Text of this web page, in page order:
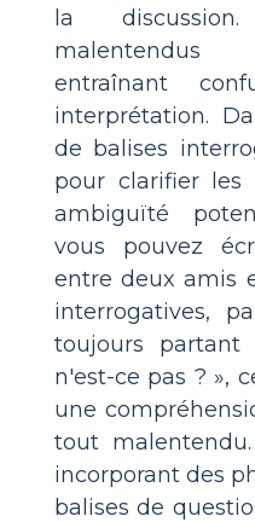
la
malentendus
entraînant
interprétation.
de balises
pour clarifier les
ambiguïté
vous pouvez
entre deux amis
interrogatives,
toujours
n'est-ce pas ? »,
une
tout
incorporant des
balises de